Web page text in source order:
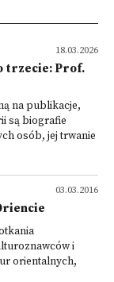
18.03.2026
trzecie: Prof.
na publikacje,
są biografie
osób, jej trwanie
03.03.2016
i
orientalnych,